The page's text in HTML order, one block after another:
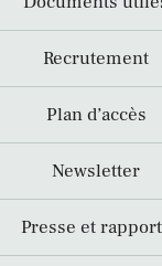
Recrutement
Plan d’accès
Newsletter
Presse et